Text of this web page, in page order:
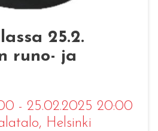
25.2.
runo- ja
- 25.02.2025 20:00
Helsinki